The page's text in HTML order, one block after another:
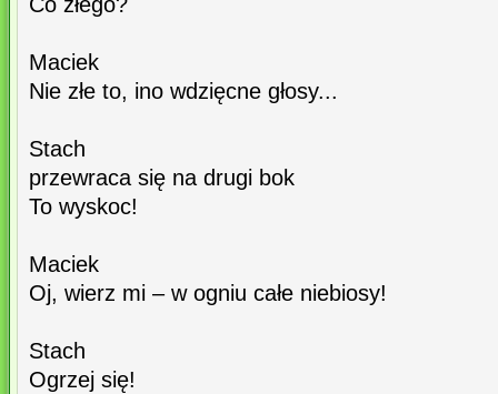
Maciek
Nie złe to, ino wdzięcne głosy...
Stach
przewraca się na drugi bok
To wyskoc!
Maciek
Oj, wierz mi – w ogniu całe niebiosy!
Stach
Ogrzej się!